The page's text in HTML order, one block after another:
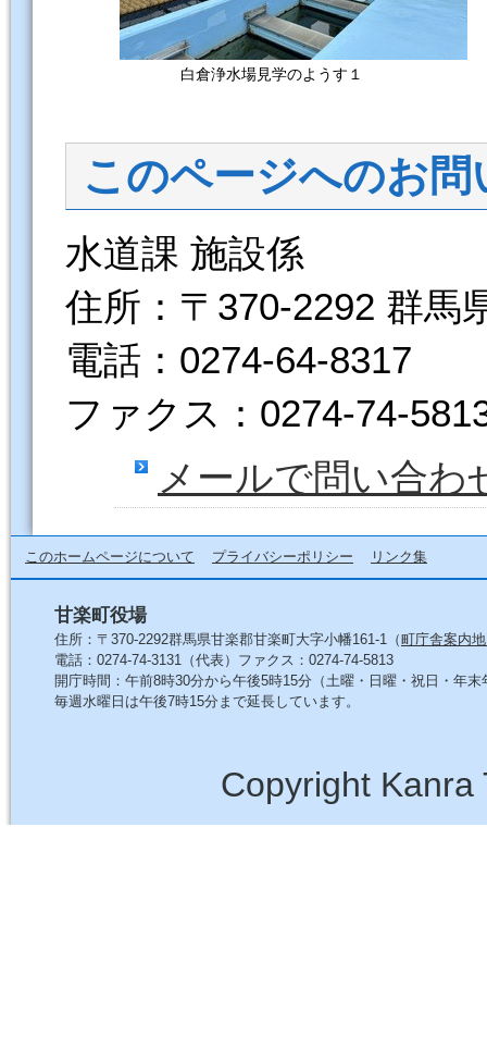
白倉浄水場見学のようす１
このページへのお問
水道課 施設係
住所：〒370-2292 群馬
電話：0274-64-8317
ファクス：0274-74-
メールで問い合わ
このホームページについて プライバシーポリシー リンク集
甘楽町役場
住所：〒370-2292群馬県甘楽郡甘楽町大字小幡161-1（町庁舎案内
電話：0274-74-3131（代表）ファクス：0274-74-5813
開庁時間：午前8時30分から午後5時15分（土曜・日曜・祝日・年末
毎週水曜日は午後7時15分まで延長しています。
Copyright Kanra